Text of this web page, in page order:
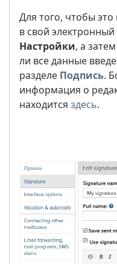
Для того, чтобы
в свой
Настройки, а
ли все данные
разделе Подпись.
информация о
находится здесь.